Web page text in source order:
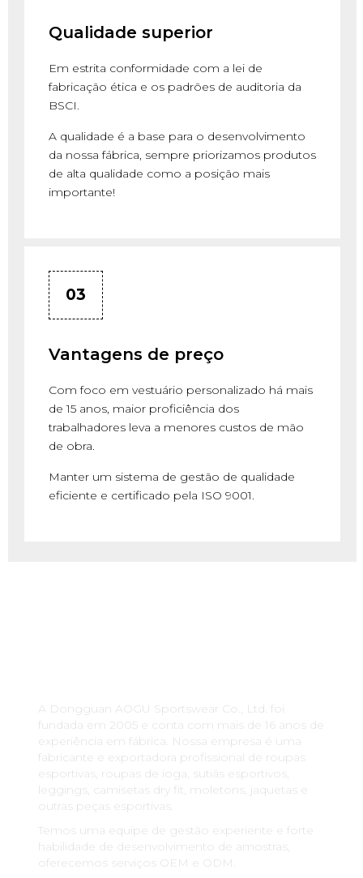
Qualidade superior
Em estrita conformidade com a lei de
fabricação ética e os padrões de auditoria da
BSCI.
A qualidade é a base para o desenvolvimento
da nossa fábrica, sempre priorizamos produtos
de alta qualidade como a posição mais
importante!
03
Vantagens de preço
Com foco em vestuário personalizado há mais
de 15 anos, maior proficiência dos
trabalhadores leva a menores custos de mão
de obra.
Manter um sistema de gestão de qualidade
eficiente e certificado pela ISO 9001.
A Dongguan AOGU Sportswear Co., Ltd. foi
fundada em 2005 e conta com mais de 16 anos de
experiência em fábrica. Nossa empresa é uma
fabricante e exportadora profissional de roupas
esportivas, roupas de ioga, sutiãs esportivos,
leggings, camisetas dry fit, moletons, jaquetas e
outras peças esportivas.
Temos uma equipe de gestão experiente e forte
habilidade de desenvolvimento de amostras,
oferecemos serviços OEM e ODM.